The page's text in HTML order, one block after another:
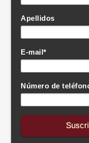
Apellidos
E-mail*
Número de